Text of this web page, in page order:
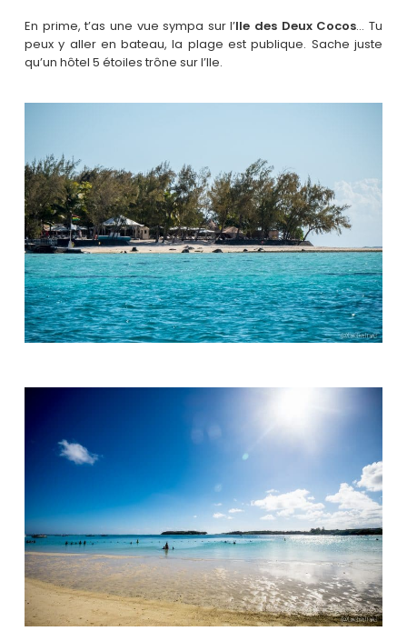
En prime, t’as une vue sympa sur l’Ile des Deux Cocos… Tu
peux y aller en bateau, la plage est publique. Sache juste
qu’un hôtel 5 étoiles trône sur l’Ile.